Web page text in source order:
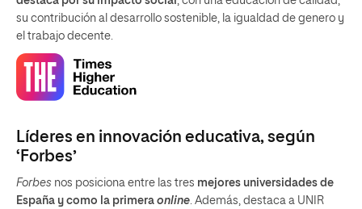
su contribución al desarrollo sostenible, la igualdad de genero y
el trabajo decente.
Líderes en innovación educativa, según
‘Forbes’
Forbes nos posiciona entre las tres mejores universidades de
España y como la primera online. Además, destaca a UNIR